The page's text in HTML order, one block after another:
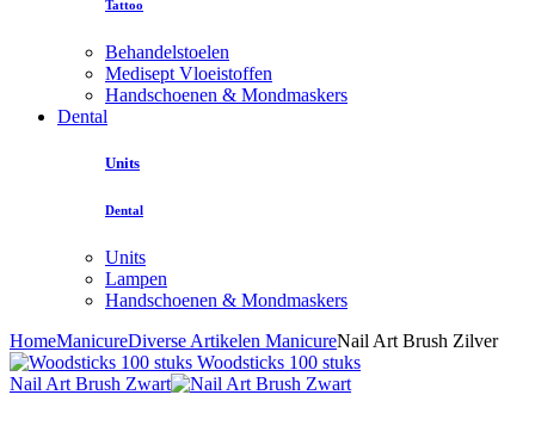
Tattoo
Behandelstoelen
Medisept Vloeistoffen
Handschoenen & Mondmaskers
Dental
Units
Dental
Units
Lampen
Handschoenen & Mondmaskers
HomeManicureDiverse Artikelen ManicureNail Art Brush Zilver
Woodsticks 100 stuks
Nail Art Brush Zwart